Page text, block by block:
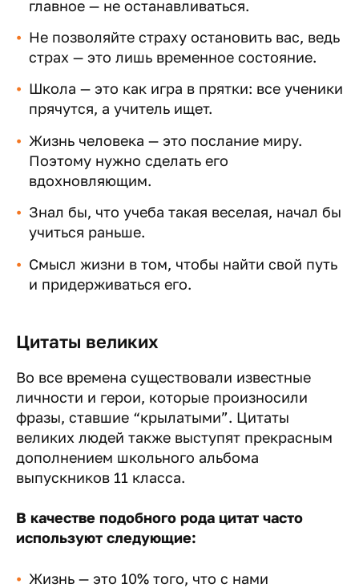
главное — не останавливаться.
Не позволяйте страху остановить вас, ведь
страх — это лишь временное состояние.
Школа — это как игра в прятки: все ученики
прячутся, а учитель ищет.
Жизнь человека — это послание миру.
Поэтому нужно сделать его
вдохновляющим.
Знал бы, что учеба такая веселая, начал бы
учиться раньше.
Смысл жизни в том, чтобы найти свой путь
и придерживаться его.
Цитаты великих
Во все времена существовали известные
личности и герои, которые произносили
фразы, ставшие “крылатыми”. Цитаты
великих людей также выступят прекрасным
дополнением школьного альбома
выпускников 11 класса.
В качестве подобного рода цитат часто
используют следующие:
Жизнь — это 10% того, что с нами